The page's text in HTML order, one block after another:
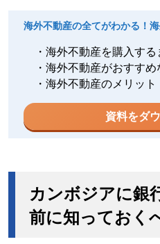
海外不動産の全てがわかる！
・海外不動産を購入す
・海外不動産がおすすめ
・海外不動産のメリッ
資料をダ
カンボジアに銀
前に知っておく